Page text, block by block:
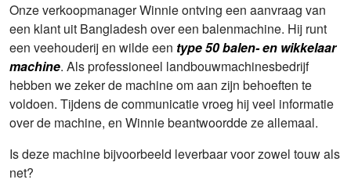
Onze verkoopmanager Winnie ontving een aanvraag van
een klant uit Bangladesh over een balenmachine. Hij runt
een veehouderij en wilde een type 50 balen- en wikkelaar
machine. Als professioneel landbouwmachinesbedrijf
hebben we zeker de machine om aan zijn behoeften te
voldoen. Tijdens de communicatie vroeg hij veel informatie
over de machine, en Winnie beantwoordde ze allemaal.
Is deze machine bijvoorbeeld leverbaar voor zowel touw als
net?